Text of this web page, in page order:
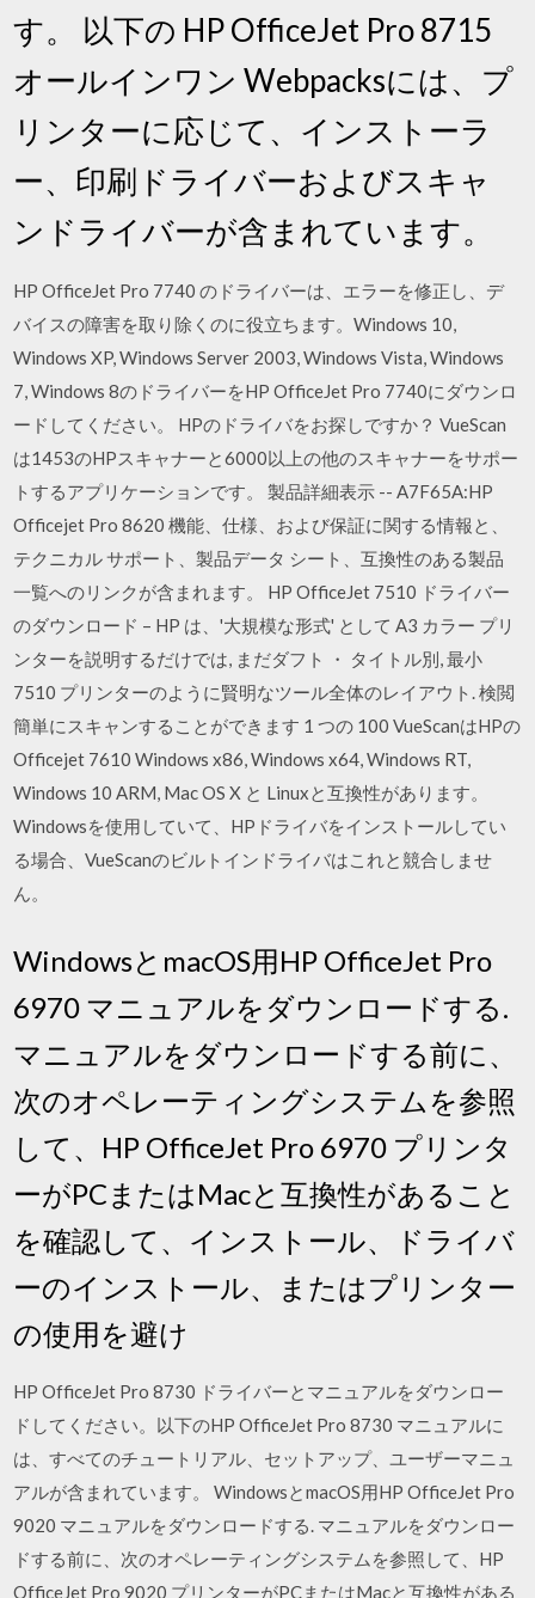
す。 以下の HP OfficeJet Pro 8715
オールインワン Webpacksには、プ
リンターに応じて、インストーラ
ー、印刷ドライバーおよびスキャ
ンドライバーが含まれています。
HP OfficeJet Pro 7740 のドライバーは、エラーを修正し、デ
バイスの障害を取り除くのに役立ちます。Windows 10,
Windows XP, Windows Server 2003, Windows Vista, Windows
7, Windows 8のドライバーをHP OfficeJet Pro 7740にダウンロ
ードしてください。 HPのドライバをお探しですか？ VueScan
は1453のHPスキャナーと6000以上の他のスキャナーをサポー
トするアプリケーションです。 製品詳細表示 -- A7F65A:HP
Officejet Pro 8620 機能、仕様、および保証に関する情報と、
テクニカル サポート、製品データ シート、互換性のある製品
一覧へのリンクが含まれます。 HP OfficeJet 7510 ドライバー
のダウンロード – HP は、'大規模な形式' として A3 カラー プリ
ンターを説明するだけでは, まだダフト ・ タイトル別, 最小
7510 プリンターのように賢明なツール全体のレイアウト. 検閲
簡単にスキャンすることができます 1 つの 100 VueScanはHPの
Officejet 7610 Windows x86, Windows x64, Windows RT,
Windows 10 ARM, Mac OS X と Linuxと互換性があります。
Windowsを使用していて、HPドライバをインストールしてい
る場合、VueScanのビルトインドライバはこれと競合しませ
ん。
WindowsとmacOS用HP OfficeJet Pro
6970 マニュアルをダウンロードする.
マニュアルをダウンロードする前に、
次のオペレーティングシステムを参照
して、HP OfficeJet Pro 6970 プリンタ
ーがPCまたはMacと互換性があること
を確認して、インストール、ドライバ
ーのインストール、またはプリンター
の使用を避け
HP OfficeJet Pro 8730 ドライバーとマニュアルをダウンロー
ドしてください。以下のHP OfficeJet Pro 8730 マニュアルに
は、すべてのチュートリアル、セットアップ、ユーザーマニュ
アルが含まれています。 WindowsとmacOS用HP OfficeJet Pro
9020 マニュアルをダウンロードする. マニュアルをダウンロー
ドする前に、次のオペレーティングシステムを参照して、HP
OfficeJet Pro 9020 プリンターがPCまたはMacと互換性がある